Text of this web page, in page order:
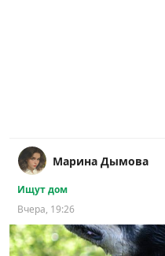
Марина Дымова
Ищут дом
Вчера, 19:26